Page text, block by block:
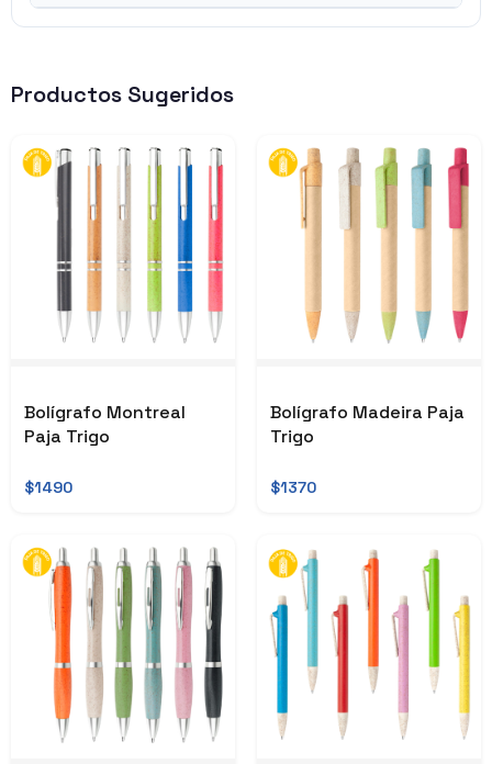
Productos Sugeridos
Bolígrafo Montreal
Paja Trigo
$1490
Bolígrafo Madeira Paja
Trigo
$1370